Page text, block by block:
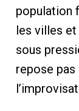
population
les villes
sous
repose